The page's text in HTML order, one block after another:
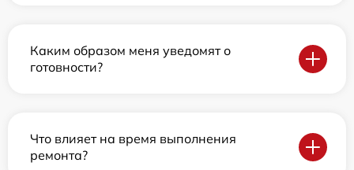
Каким образом меня уведомят о
готовности?
Что влияет на время выполнения
ремонта?